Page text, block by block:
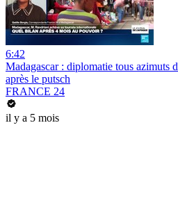
6:42
Madagascar : diplomatie tous azimuts
après le putsch
FRANCE 24
il y a 5 mois